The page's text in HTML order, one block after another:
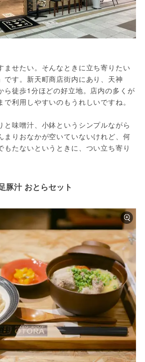
ませたい。そんなときに立ち寄りたい
です。新天町商店街内にあり、天神
ら徒歩1分ほどの好立地。店内の多くが
利用しやすいのもうれしいですね。
と味噌汁、小鉢というシンプルながら
まりおなかが空いていないけれど、何
もたないというときに、つい立ち寄り
豚汁 おとらセット